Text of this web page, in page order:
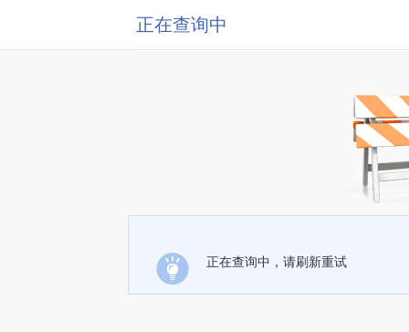
正在查询中
正在查询中，请刷新重试